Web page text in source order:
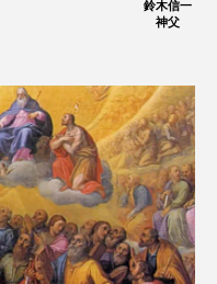
鈴木信一
神父